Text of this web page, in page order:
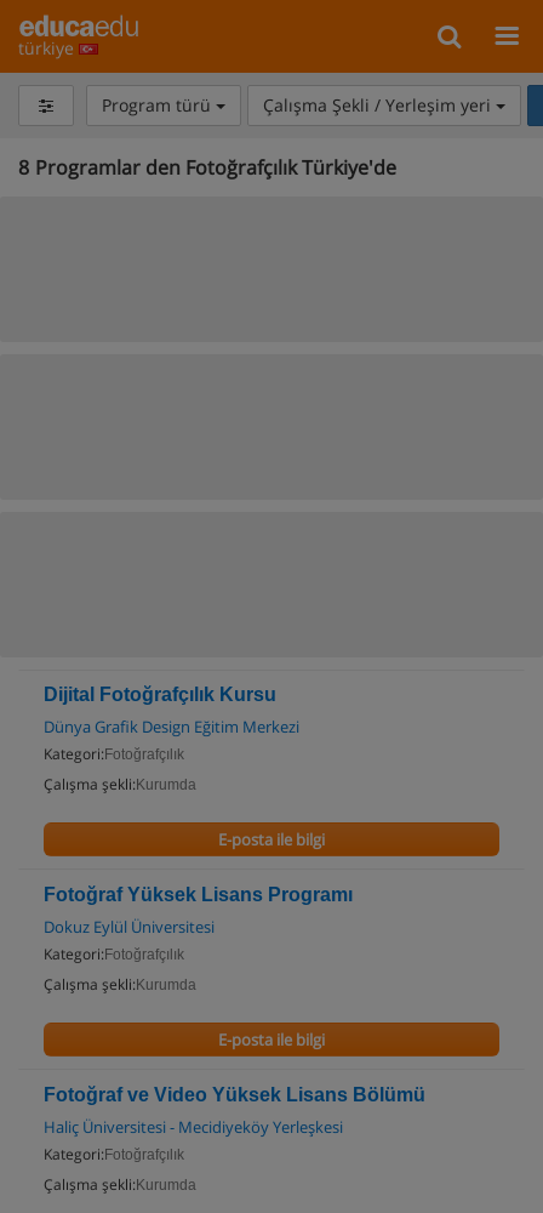
türkiye
Program türü Çalışma Şekli / Yerleşim yeri
8 Programlar den Fotoğrafçılık Türkiye'de
Dijital Fotoğrafçılık Kursu
Dünya Grafik Design Eğitim Merkezi
Kategori: Fotoğrafçılık
Çalışma şekli: Kurumda
E-posta ile bilgi
Fotoğraf Yüksek Lisans Programı
Dokuz Eylül Üniversitesi
Kategori: Fotoğrafçılık
Çalışma şekli: Kurumda
E-posta ile bilgi
Fotoğraf ve Video Yüksek Lisans Bölümü
Haliç Üniversitesi - Mecidiyeköy Yerleşkesi
Kategori: Fotoğrafçılık
Çalışma şekli: Kurumda